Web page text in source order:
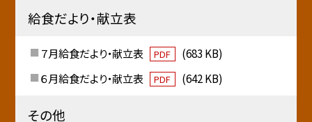
給食だより・献立表
７月給食だより・献立表 PDF
(683 KB)
６月給食だより・献立表
PDF (642 KB)
その他